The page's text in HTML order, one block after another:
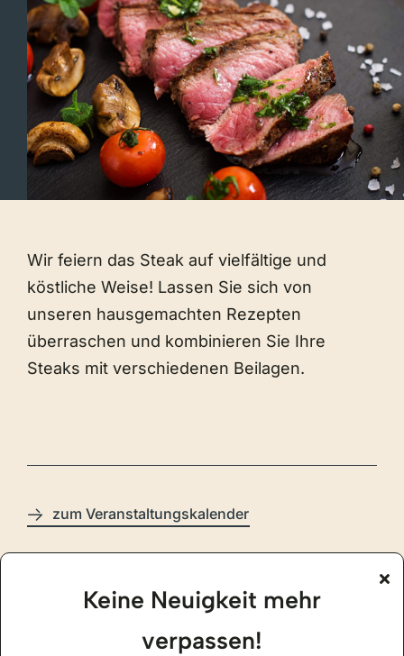
Wir feiern das Steak auf vielfältige und
köstliche Weise! Lassen Sie sich von
unseren hausgemachten Rezepten
überraschen und kombinieren Sie Ihre
Steaks mit verschiedenen Beilagen.
zum Veranstaltungskalender
Öffnungszeiten
Keine Neuigkeit mehr
verpassen!